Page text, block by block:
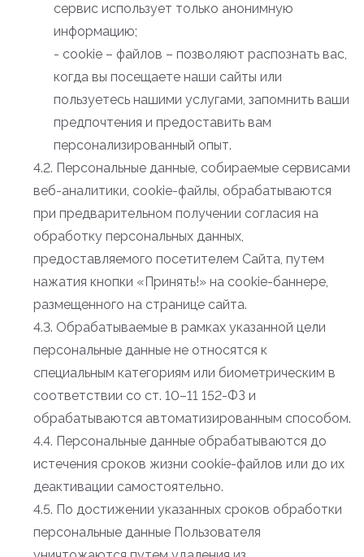
сервис использует только анонимную
информацию;
- cookie – файлов – позволяют распознать вас,
когда вы посещаете наши сайты или
пользуетесь нашими услугами, запомнить ваши
предпочтения и предоставить вам
персонализированный опыт.
4.2. Персональные данные, собираемые сервисами
веб-аналитики, cookie-файлы, обрабатываются
при предварительном получении согласия на
обработку персональных данных,
предоставляемого посетителем Сайта, путем
нажатия кнопки «Принять!» на cookie-баннере,
размещенного на странице сайта.
4.3. Обрабатываемые в рамках указанной цели
персональные данные не относятся к
специальным категориям или биометрическим в
соответствии со ст. 10–11 152-ФЗ и
обрабатываются автоматизированным способом.
4.4. Персональные данные обрабатываются до
истечения сроков жизни cookie-файлов или до их
деактивации самостоятельно.
4.5. По достижении указанных сроков обработки
персональные данные Пользователя